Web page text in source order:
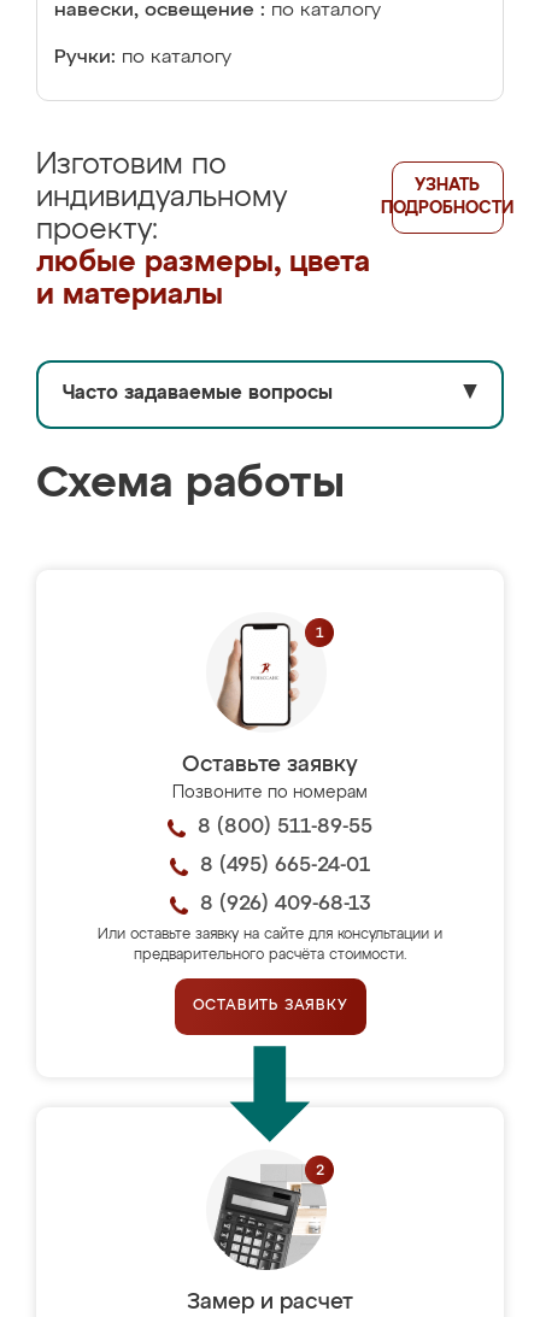
навески, освещение : по каталогу
Ручки: по каталогу
Изготовим по
индивидуальному
проекту:
любые размеры, цвета
и материалы
УЗНАТЬ
ПОДРОБНОСТИ
Часто задаваемые вопросы ▼
Схема работы
Оставьте заявку
Позвоните по номерам
8 (800) 511-89-55
8 (495) 665-24-01
8 (926) 409-68-13
Или оставьте заявку на сайте для консультации и
предварительного расчёта стоимости.
ОСТАВИТЬ ЗАЯВКУ
Замер и расчет